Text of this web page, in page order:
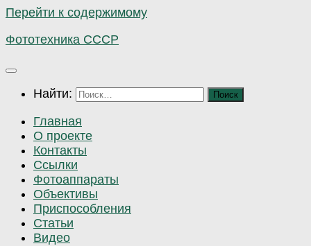
Перейти к содержимому
Фототехника СССР
Найти:
Главная
О проекте
Контакты
Ссылки
Фотоаппараты
Объективы
Приспособления
Статьи
Видео